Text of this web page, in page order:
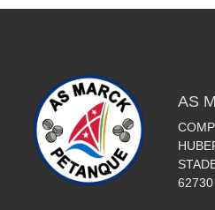
AS
62730